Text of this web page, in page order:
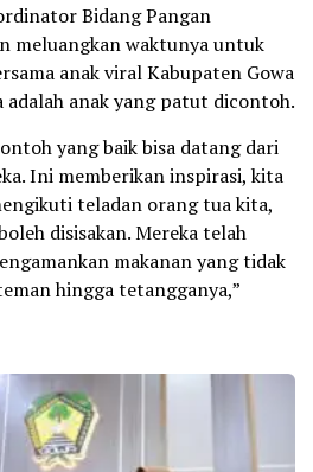
Bidang Pangan
meluangkan waktunya untuk
anak viral Kabupaten Gowa
anak yang patut dicontoh.
yang baik bisa datang dari
Ini memberikan inspirasi, kita
teladan orang tua kita,
disisakan. Mereka telah
makanan yang tidak
hingga tetangganya,”